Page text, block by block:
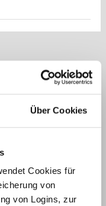
Über Cookies
Cookies für
von
von Logins, zur